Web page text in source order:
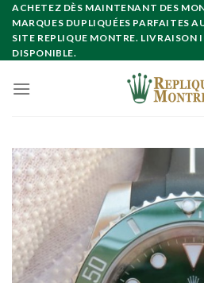
Skip
content
ACHETEZ DÈS MAINTENANT DES
MARQUES DUPLIQUÉES PARFAITES
SITE REPLIQUE MONTRE. LIVRAISON
DISPONIBLE.